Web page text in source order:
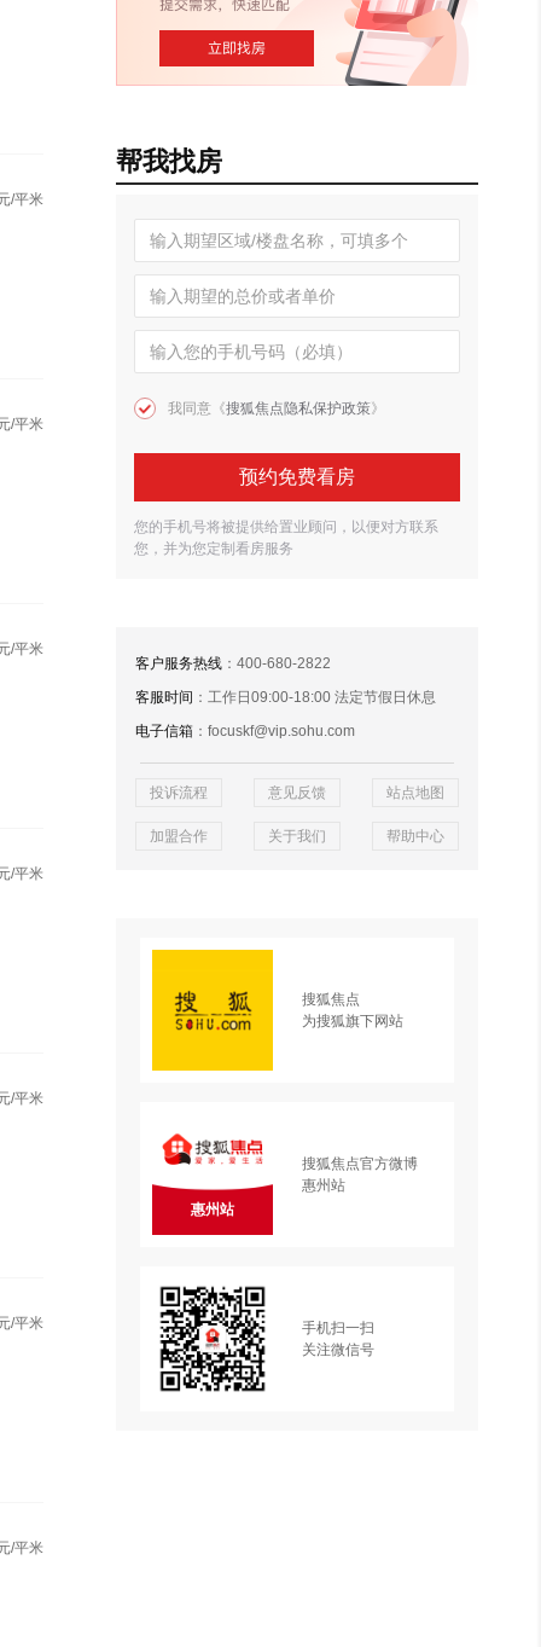
/平米
/平米
/平米
/平米
/平米
/平米
/平米
帮我找房
我同意《搜狐焦点隐私保护政策》
预约免费看房
您的手机号将被提供给置业顾问，以便对方联系
您，并为您定制看房服务
客户服务热线 ：400-680-2822
客服时间 ：工作日09:00-18:00 法定节假日休息
电子信箱 ：focuskf@vip.sohu.com
投诉流程 意见反馈 站点地图
加盟合作 关于我们 帮助中心
搜狐焦点
为搜狐旗下网站
惠州站
搜狐焦点官方微博
惠州站
手机扫一扫
关注微信号